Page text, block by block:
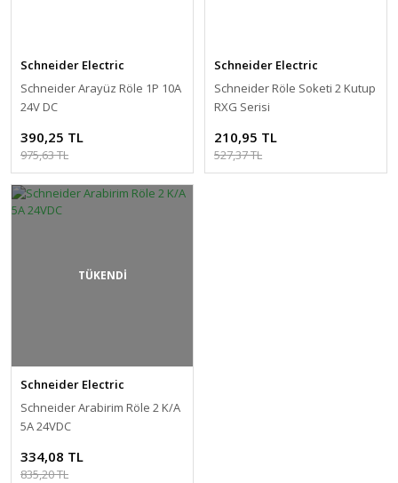
Schneider Electric
Schneider Arayüz Röle 1P 10A
24V DC
390,25 TL
975,63 TL
Schneider Electric
Schneider Röle Soketi 2 Kutup
RXG Serisi
210,95 TL
527,37 TL
TÜKENDİ
Schneider Electric
Schneider Arabirim Röle 2 K/A
5A 24VDC
334,08 TL
835,20 TL